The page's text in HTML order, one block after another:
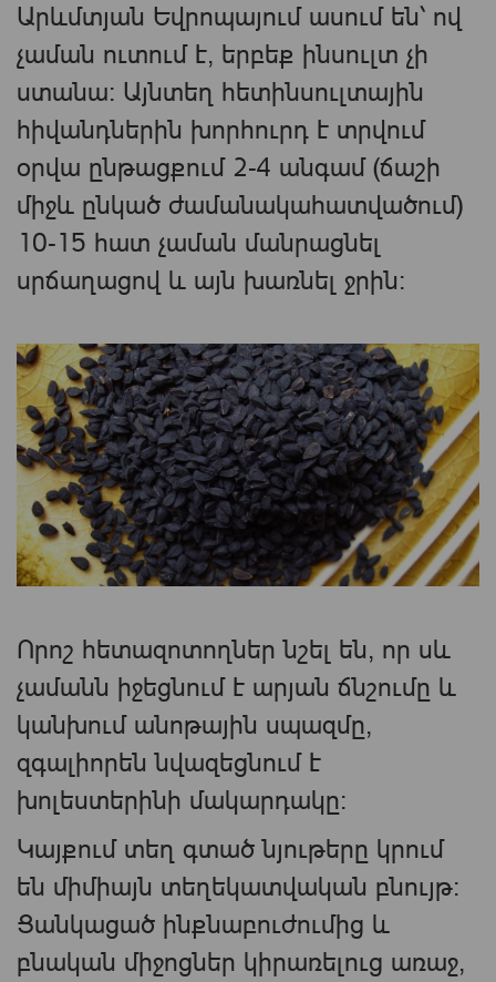
Արևմտյան Եվրոպայում ասում են՝ ով
չաման ուտում է, երբեք ինսուլտ չի
ստանա: Այնտեղ հետինսուլտային
հիվանդներին խորհուրդ է տրվում
օրվա ընթացքում 2-4 անգամ (ճաշի
միջև ընկած ժամանակահատվածում)
10-15 հատ չաման մանրացնել
սրճաղացով և այն խառնել ջրին:
Որոշ հետազոտողներ նշել են, որ սև
չամանն իջեցնում է արյան ճնշումը և
կանխում անոթային սպազմը,
զգալիորեն նվազեցնում է
խոլեստերինի մակարդակը։
Կայքում տեղ գտած նյութերը կրում
են միմիայն տեղեկատվական բնույթ։
Ցանկացած ինքնաբուժումից և
բնական միջոցներ կիրառելուց առաջ,